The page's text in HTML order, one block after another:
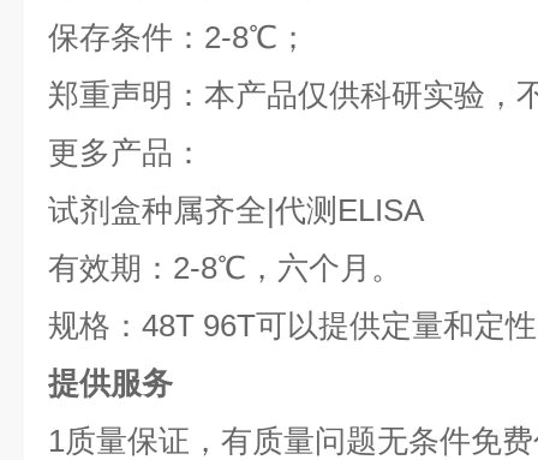
保存条件：2-8℃；
郑重声明：本产品仅供科研实验，
更多产品：
试剂盒种属齐全|代测ELISA
有效期：2-8℃，六个月。
规格：48T 96T可以提供定量和定
提供服务
1质量保证，有质量问题无条件免